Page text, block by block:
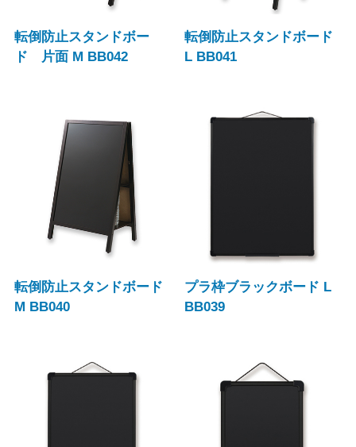
転倒防止スタンドボー
ド 片面 M BB042
転倒防止スタンドボード
L BB041
転倒防止スタンドボード
M BB040
プラ枠ブラックボード L
BB039